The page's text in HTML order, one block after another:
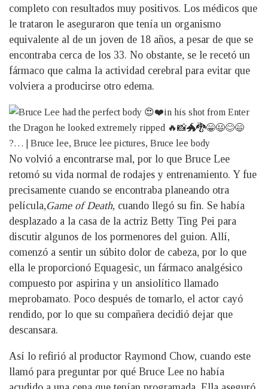
completo con resultados muy positivos. Los médicos que
le trataron le aseguraron que tenía un organismo
equivalente al de un joven de 18 años, a pesar de que se
encontraba cerca de los 33. No obstante, se le recetó un
fármaco que calma la actividad cerebral para evitar que
volviera a producirse otro edema.
No volvió a encontrarse mal, por lo que Bruce Lee
retomó su vida normal de rodajes y entrenamiento. Y fue
precisamente cuando se encontraba planeando otra
película,Game of Death, cuando llegó su fin. Se había
desplazado a la casa de la actriz Betty Ting Pei para
discutir algunos de los pormenores del guion. Allí,
comenzó a sentir un súbito dolor de cabeza, por lo que
ella le proporcionó Equagesic, un fármaco analgésico
compuesto por aspirina y un ansiolítico llamado
meprobamato. Poco después de tomarlo, el actor cayó
rendido, por lo que su compañera decidió dejar que
descansara.
Así lo refirió al productor Raymond Chow, cuando este
llamó para preguntar por qué Bruce Lee no había